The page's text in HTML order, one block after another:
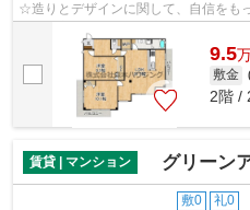
☆造りとデザインに関して、自信をも
9.5
敷金
2階 /
賃貸 | マンション グリーン
敷0 礼0